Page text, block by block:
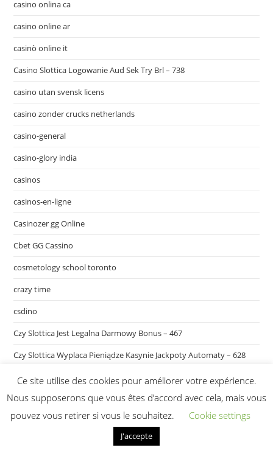
casino onlina ca
casino online ar
casinò online it
Casino Slottica Logowanie Aud Sek Try Brl – 738
casino utan svensk licens
casino zonder crucks netherlands
casino-general
casino-glory india
casinos
casinos-en-ligne
Casinozer gg Online
Cbet GG Cassino
cosmetology school toronto
crazy time
csdino
Czy Slottica Jest Legalna Darmowy Bonus – 467
Czy Slottica Wyplaca Pieniądze Kasynie Jackpoty Automaty – 628
dytyna.blog
Extended Mostbet Bonus Code Syracuse: Safeguarded $200 Betting
Offer For Thursday Evening Football Tonight" – 39
Ce site utilise des cookies pour améliorer votre expérience.
Nous supposerons que vous êtes d’accord avec cela, mais vous
pouvez vous retirer si vous le souhaitez.
Cookie settings
J'accepte